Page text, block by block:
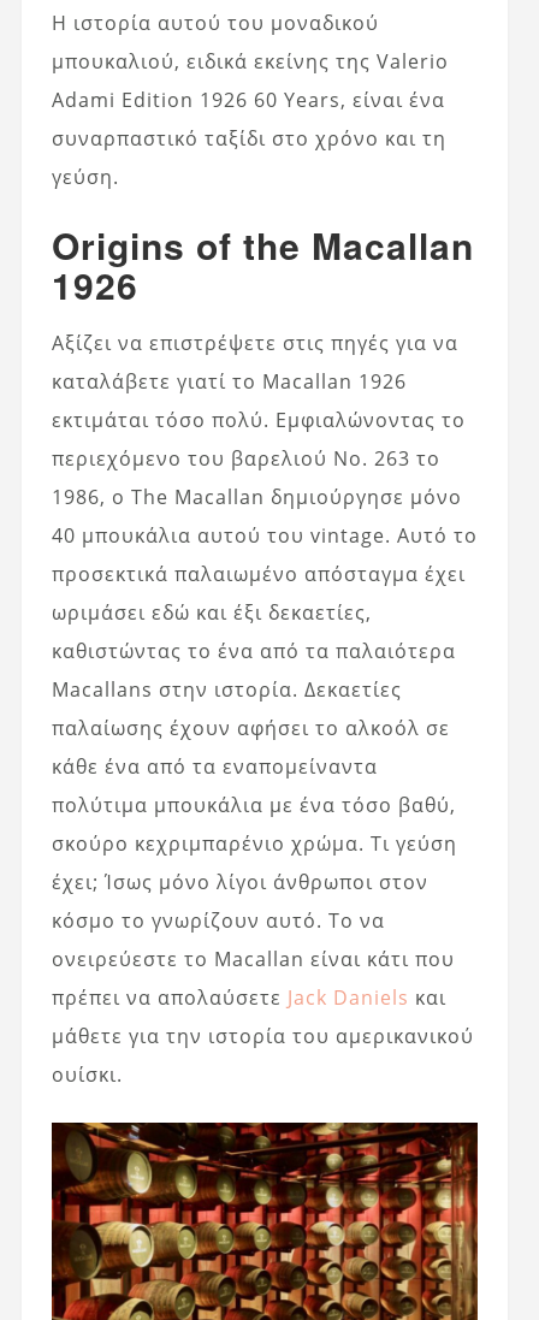
Η ιστορία αυτού του μοναδικού
μπουκαλιού, ειδικά εκείνης της Valerio
Adami Edition 1926 60 Years, είναι ένα
συναρπαστικό ταξίδι στο χρόνο και τη
γεύση.
Origins of the Macallan
1926
Αξίζει να επιστρέψετε στις πηγές για να
καταλάβετε γιατί το Macallan 1926
εκτιμάται τόσο πολύ. Εμφιαλώνοντας το
περιεχόμενο του βαρελιού Νο. 263 το
1986, ο The Macallan δημιούργησε μόνο
40 μπουκάλια αυτού του vintage. Αυτό το
προσεκτικά παλαιωμένο απόσταγμα έχει
ωριμάσει εδώ και έξι δεκαετίες,
καθιστώντας το ένα από τα παλαιότερα
Macallans στην ιστορία. Δεκαετίες
παλαίωσης έχουν αφήσει το αλκοόλ σε
κάθε ένα από τα εναπομείναντα
πολύτιμα μπουκάλια με ένα τόσο βαθύ,
σκούρο κεχριμπαρένιο χρώμα. Τι γεύση
έχει; Ίσως μόνο λίγοι άνθρωποι στον
κόσμο το γνωρίζουν αυτό. Το να
ονειρεύεστε το Macallan είναι κάτι που
πρέπει να απολαύσετε Jack Daniels και
μάθετε για την ιστορία του αμερικανικού
ουίσκι.